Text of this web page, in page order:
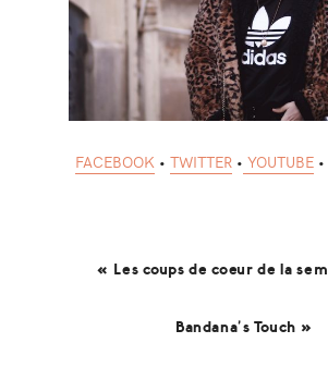
FACEBOOK • TWITTER • YOUTUBE •
« Les coups de coeur de la
Bandana’s Touch »